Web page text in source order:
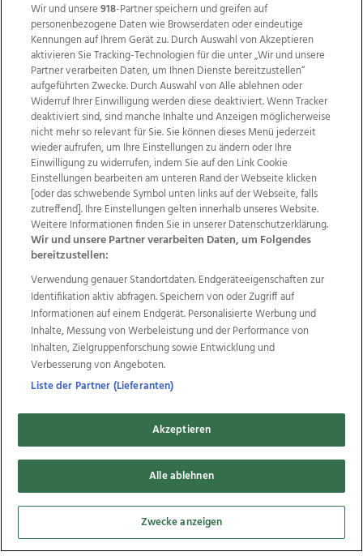
Wir über uns Mediadaten Kontakt
Jobs
Datenschutz
Impressum
AGB Anzeigekunden
AGB Website
Ehrenkodex Politische Werbung
Weitere Angebote des Medienhauses Wimmer
TV1 di-mog-i.at OÖNow
Ischler Woche
Life Radio
OÖNachrichten
OÖN Immobilien
OÖN Karriere
OÖN Reise
Promenaden Galerien
Regionaljobs
wasistlos.at
Copyrights © 2026 Tips Zeitungs GmbH & Co KG
developed by11x11.net
Cookie Einstellungen bearbeiten
Wir und unsere918-Partner speichern und greifen auf
personenbezogene Daten wie Browserdaten oder eindeutige
Kennungen auf Ihrem Gerät zu. Durch Auswahl von Akzeptieren
aktivieren Sie Tracking-Technologien für die unter „Wir und unsere
Partner verarbeiten Daten, um Ihnen Dienste bereitzustellen“
aufgeführten Zwecke. Durch Auswahl von Alle ablehnen oder
Widerruf Ihrer Einwilligung werden diese deaktiviert. Wenn Tracker
deaktiviert sind, sind manche Inhalte und Anzeigen möglicherweise
nicht mehr so relevant für Sie. Sie können dieses Menü jederzeit
wieder aufrufen, um Ihre Einstellungen zu ändern oder Ihre
Einwilligung zu widerrufen, indem Sie auf den Link Cookie
Einstellungen bearbeiten am unteren Rand der Webseite klicken
[oder das schwebende Symbol unten links auf der Webseite, falls
zutreffend]. Ihre Einstellungen gelten innerhalb unseres Website.
Weitere Informationen finden Sie in unserer Datenschutzerklärung.
Wir und unsere Partner verarbeiten Daten, um Folgendes
bereitzustellen:
Verwendung genauer Standortdaten. Endgeräteeigenschaften zur
Identifikation aktiv abfragen. Speichern von oder Zugriff auf
Informationen auf einem Endgerät. Personalisierte Werbung und
Inhalte, Messung von Werbeleistung und der Performance von
Inhalten, Zielgruppenforschung sowie Entwicklung und
Verbesserung von Angeboten.
Liste der Partner (Lieferanten)
Akzeptieren
Alle ablehnen
Zwecke anzeigen